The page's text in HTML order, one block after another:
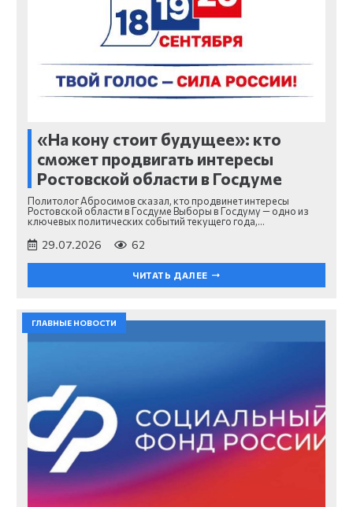
«На кону стоит будущее»: кто
сможет продвигать интересы
Ростовской области в Госдуме
Политолог Абросимов сказал, кто продвинет интересы
Ростовской области в Госдуме Выборы в Госдуму — одно из
ключевых политических событий текущего года,…
29.07.2026 62
ЧИТАТЬ ДАЛЕЕ
ГЛАВНЫЕ НОВОСТИ